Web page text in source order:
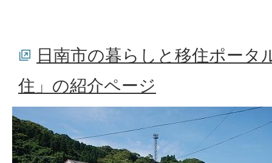
日南市の暮らしと移住ポータ
住」の紹介ページ